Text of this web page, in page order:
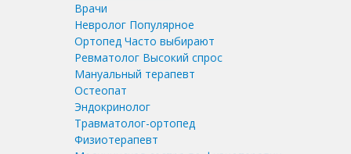
Врачи
Невролог Популярное
Ортопед Часто выбирают
Ревматолог Высокий спрос
Мануальный терапевт
Остеопат
Эндокринолог
Травматолог-ортопед
Физиотерапевт